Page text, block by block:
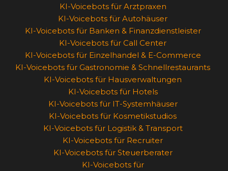
KI-Voicebots für Arztpraxen
KI-Voicebots für Autohäuser
KI-Voicebots für Banken & Finanzdienstleister
KI-Voicebots für Call Center
KI-Voicebots für Einzelhandel & E-Commerce
KI-Voicebots für Gastronomie & Schnellrestaurants
KI-Voicebots für Hausverwaltungen
KI-Voicebots für Hotels
KI-Voicebots für IT-Systemhäuser
KI-Voicebots für Kosmetikstudios
KI-Voicebots für Logistik & Transport
KI-Voicebots für Recruiter
KI-Voicebots für Steuerberater
KI-Voicebots für